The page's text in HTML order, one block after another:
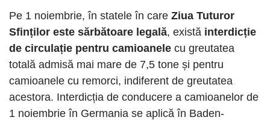
Pe 1 noiembrie, în statele în care Ziua Tuturor
Sfinților este sărbătoare legală, există interdicție
de circulație pentru camioanele cu greutatea
totală admisă mai mare de 7,5 tone și pentru
camioanele cu remorci, indiferent de greutatea
acestora. Interdicția de conducere a camioanelor de
1 noiembrie în Germania se aplică în Baden-